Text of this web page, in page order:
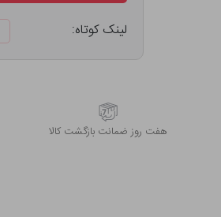
لینک کوتاه:
هفت روز ضمانت بازگشت کالا